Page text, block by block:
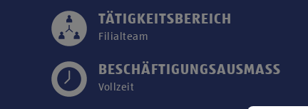
TÄTIGKEITSBEREICH
Filialteam
BESCHÄFTIGUNGSAUSMASS
Vollzeit